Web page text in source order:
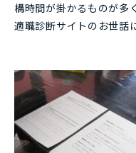
構時間が掛かるものが多
適職診断サイトのお世